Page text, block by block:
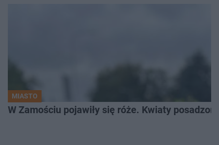
MIASTO
W Zamościu pojawiły się róże. Kwiaty